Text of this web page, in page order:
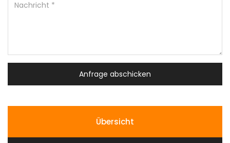
Anfrage abschicken
Übersicht